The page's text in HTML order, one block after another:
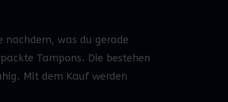
nachdem, was du gerade
Tampons. Die bestehen
Mit dem Kauf werden